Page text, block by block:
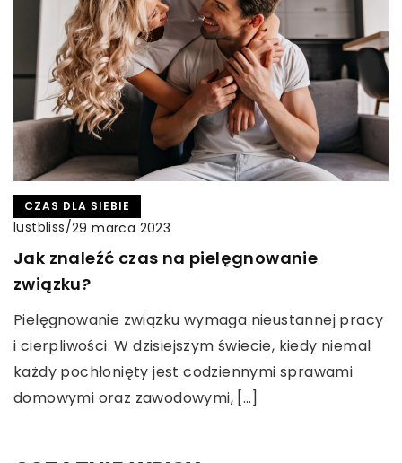
CZAS DLA SIEBIE
lustbliss/29 marca 2023
Jak znaleźć czas na pielęgnowanie
związku?
Pielęgnowanie związku wymaga nieustannej pracy
i cierpliwości. W dzisiejszym świecie, kiedy niemal
każdy pochłonięty jest codziennymi sprawami
domowymi oraz zawodowymi, […]